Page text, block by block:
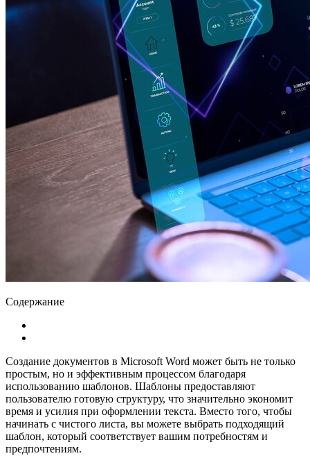
Содержание
Создание документов в Microsoft Word может быть не только
простым, но и эффективным процессом благодаря
использованию шаблонов. Шаблоны предоставляют
пользователю готовую структуру, что значительно экономит
время и усилия при оформлении текста. Вместо того, чтобы
начинать с чистого листа, вы можете выбрать подходящий
шаблон, который соответствует вашим потребностям и
предпочтениям.